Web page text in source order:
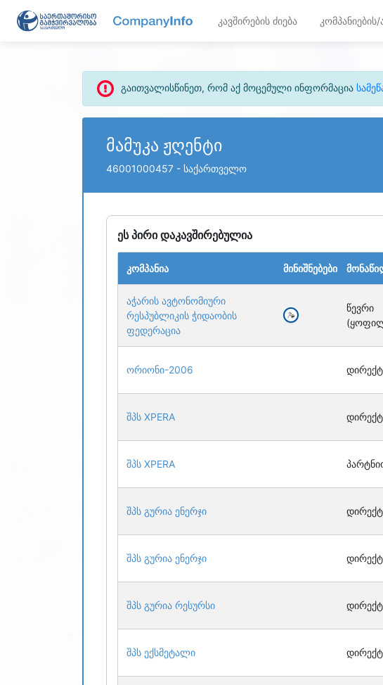
კავშირების ძიება
გაითვალისწინეთ, რომ აქ მოცემული ინფორმაცია
მამუკა ჟღენტი
46001000457 - საქართველო
ეს პირი დაკავშირებულია
კომპანია მინიშნებები
აჭარის ავტონომიური
რესპუბლიკის ჭიდაობის
ფედერაცია
წევრი
ორიონი-2006
შპს XPERA
შპს XPERA
შპს გურია ენერჯი
შპს გურია ენერჯი
შპს გურია რესურსი
შპს ექსმეტალი